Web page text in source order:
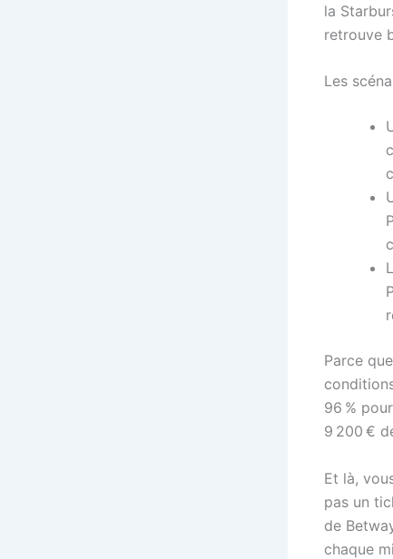
la
retrouve
Les
Parce
96 %
9 200 €
Et là,
pas un
de
chaque